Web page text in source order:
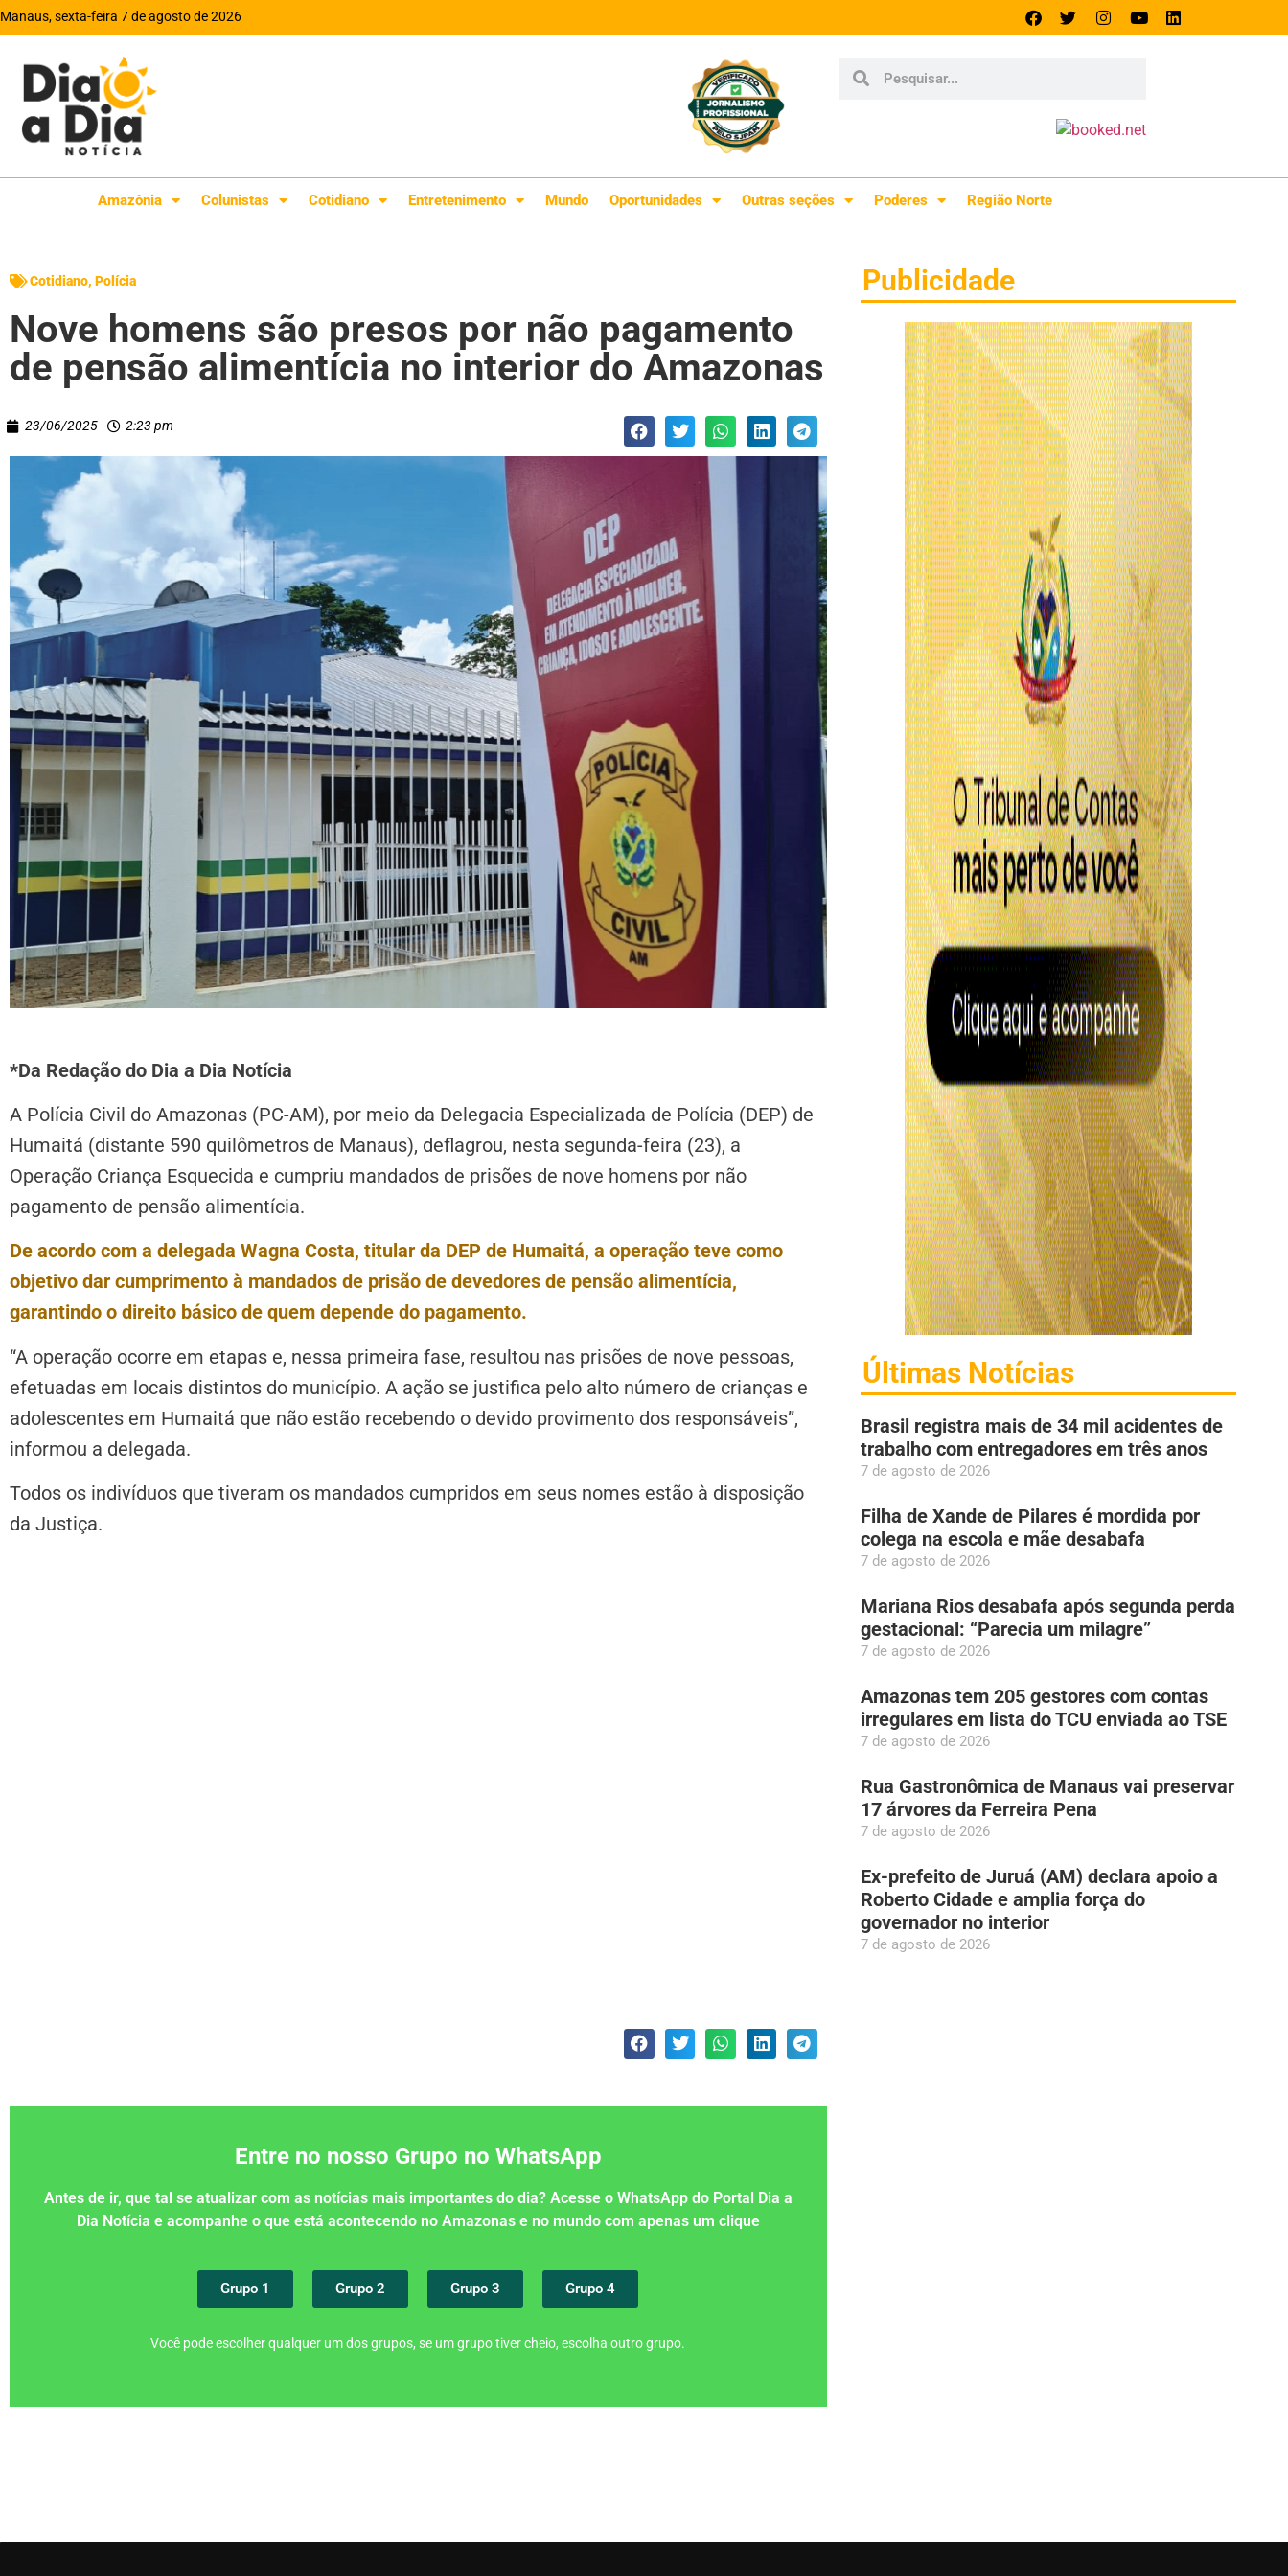
Manaus, sexta-feira 7 de agosto de 2026
Amazônia Colunistas Cotidiano Entretenimento Mundo Oportunidades Outras seções Poderes Região Norte
Cotidiano, Polícia
Nove homens são presos por não pagamento
de pensão alimentícia no interior do Amazonas
23/06/2025 2:23 pm
*Da Redação do Dia a Dia Notícia
A Polícia Civil do Amazonas (PC-AM), por meio da Delegacia Especializada de Polícia (DEP) de
Humaitá (distante 590 quilômetros de Manaus), deflagrou, nesta segunda-feira (23), a
Operação Criança Esquecida e cumpriu mandados de prisões de nove homens por não
pagamento de pensão alimentícia.
De acordo com a delegada Wagna Costa, titular da DEP de Humaitá, a operação teve como
objetivo dar cumprimento à mandados de prisão de devedores de pensão alimentícia,
garantindo o direito básico de quem depende do pagamento.
“A operação ocorre em etapas e, nessa primeira fase, resultou nas prisões de nove pessoas,
efetuadas em locais distintos do município. A ação se justifica pelo alto número de crianças e
adolescentes em Humaitá que não estão recebendo o devido provimento dos responsáveis”,
informou a delegada.
Todos os indivíduos que tiveram os mandados cumpridos em seus nomes estão à disposição
da Justiça.
Entre no nosso Grupo no WhatsApp
Antes de ir, que tal se atualizar com as notícias mais importantes do dia? Acesse o WhatsApp do Portal Dia a
Dia Notícia e acompanhe o que está acontecendo no Amazonas e no mundo com apenas um clique
Grupo 1 Grupo 2 Grupo 3 Grupo 4
Você pode escolher qualquer um dos grupos, se um grupo tiver cheio, escolha outro grupo.
Publicidade
Últimas Notícias
Brasil registra mais de 34 mil acidentes de
trabalho com entregadores em três anos
7 de agosto de 2026
Filha de Xande de Pilares é mordida por
colega na escola e mãe desabafa
7 de agosto de 2026
Mariana Rios desabafa após segunda perda
gestacional: “Parecia um milagre”
7 de agosto de 2026
Amazonas tem 205 gestores com contas
irregulares em lista do TCU enviada ao TSE
7 de agosto de 2026
Rua Gastronômica de Manaus vai preservar
17 árvores da Ferreira Pena
7 de agosto de 2026
Ex-prefeito de Juruá (AM) declara apoio a
Roberto Cidade e amplia força do
governador no interior
7 de agosto de 2026